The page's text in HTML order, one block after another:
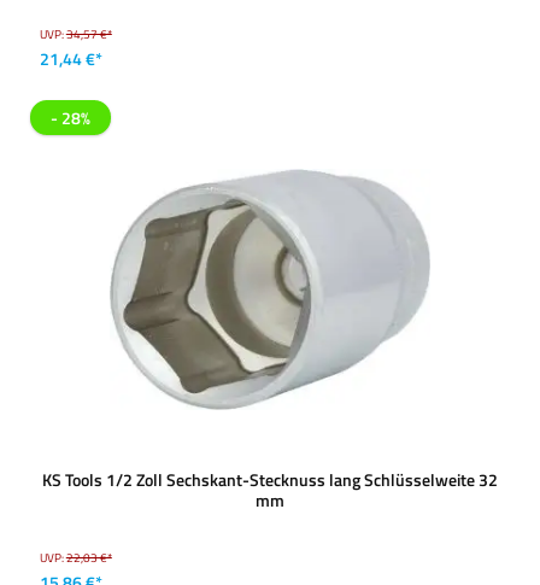
UVP:34,57 €*
21,44 €*
- 28%
KS Tools 1/2 Zoll Sechskant-Stecknuss lang Schlüsselweite 32
mm
UVP:22,03 €*